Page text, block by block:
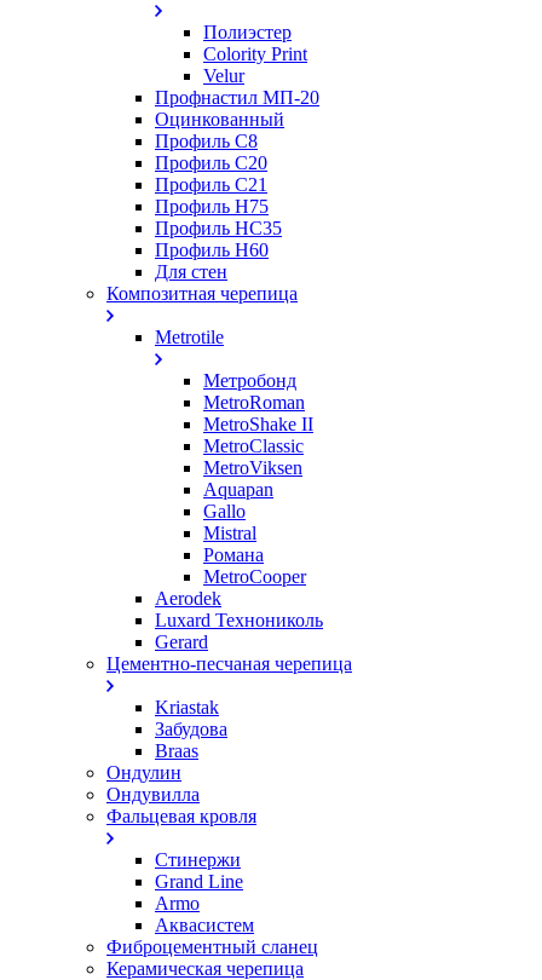
Полиэстер
Colority Print
Velur
Профнастил МП-20
Оцинкованный
Профиль С8
Профиль С20
Профиль С21
Профиль Н75
Профиль НС35
Профиль Н60
Для стен
Композитная черепица
Metrotile
Метробонд
MetroRoman
MetroShake II
MetroClassic
MetroViksen
Aquapan
Gallo
Mistral
Романа
MetroCooper
Aerodek
Luxard Технониколь
Gerard
Цементно-песчаная черепица
Kriastak
Забудова
Braas
Ондулин
Ондувилла
Фальцевая кровля
Стинержи
Grand Line
Armo
Аквасистем
Фиброцементный сланец
Керамическая черепица